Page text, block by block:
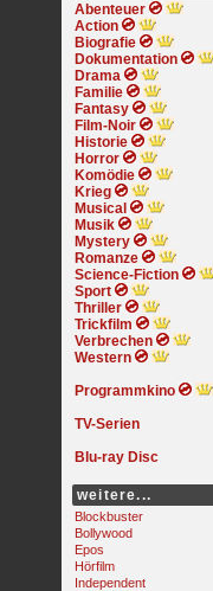
Abenteuer
Action
Biografie
Dokumentation
Drama
Familie
Fantasy
Film-Noir
Historie
Horror
Komödie
Krieg
Musical
Musik
Mystery
Romanze
Science-Fiction
Sport
Thriller
Trickfilm
Verbrechen
Western
Programmkino
TV-Serien
Blu-ray Disc
weitere...
Blockbuster
Bollywood
Epos
Hörfilm
Independent